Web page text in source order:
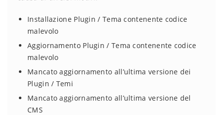
Installazione Plugin / Tema contenente codice
malevolo
Aggiornamento Plugin / Tema contenente codice
malevolo
Mancato aggiornamento all’ultima versione dei
Plugin / Temi
Mancato aggiornamento all’ultima versione del
CMS